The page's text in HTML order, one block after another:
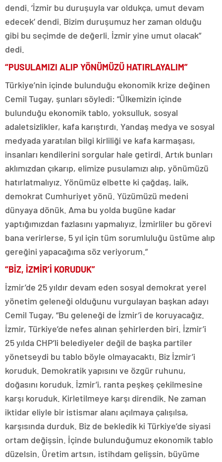
dendi. ‘İzmir bu duruşuyla var oldukça, umut devam
edecek’ dendi. Bizim duruşumuz her zaman olduğu
gibi bu seçimde de değerli. İzmir yine umut olacak”
dedi.
“PUSULAMIZI ALIP YÖNÜMÜZÜ HATIRLAYALIM”
Türkiye’nin içinde bulunduğu ekonomik krize değinen
Cemil Tugay, şunları söyledi: “Ülkemizin içinde
bulunduğu ekonomik tablo, yoksulluk, sosyal
adaletsizlikler, kafa karıştırdı. Yandaş medya ve sosyal
medyada yaratılan bilgi kirliliği ve kafa karmaşası,
insanları kendilerini sorgular hale getirdi. Artık bunları
aklımızdan çıkarıp, elimize pusulamızı alıp, yönümüzü
hatırlatmalıyız. Yönümüz elbette ki çağdaş, laik,
demokrat Cumhuriyet yönü. Yüzümüzü medeni
dünyaya dönük. Ama bu yolda bugüne kadar
yaptığımızdan fazlasını yapmalıyız. İzmirliler bu görevi
bana verirlerse, 5 yıl için tüm sorumluluğu üstüme alıp
gereğini yapacağıma söz veriyorum.”
“BİZ, İZMİR’İ KORUDUK”
İzmir’de 25 yıldır devam eden sosyal demokrat yerel
yönetim geleneği olduğunu vurgulayan başkan adayı
Cemil Tugay, “Bu geleneği de İzmir’i de koruyacağız.
İzmir, Türkiye’de nefes alınan şehirlerden biri. İzmir’i
25 yılda CHP’li belediyeler değil de başka partiler
yönetseydi bu tablo böyle olmayacaktı. Biz İzmir’i
koruduk. Demokratik yapısını ve özgür ruhunu,
doğasını koruduk. İzmir’i, ranta peşkeş çekilmesine
karşı koruduk. Kirletilmeye karşı direndik. Ne zaman
iktidar eliyle bir istismar alanı açılmaya çalışılsa,
karşısında durduk. Biz de bekledik ki Türkiye’de siyasi
ortam değişsin. İçinde bulunduğumuz ekonomik tablo
düzelsin. Üretim artsın, istihdam gelişsin, büyüme